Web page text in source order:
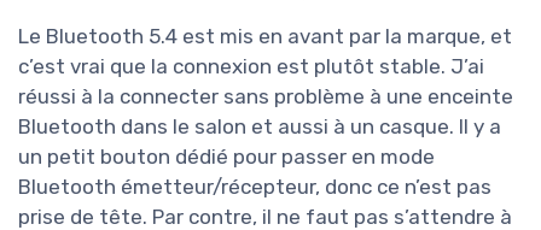
Le Bluetooth 5.4 est mis en avant par la marque, et
c’est vrai que la connexion est plutôt stable. J’ai
réussi à la connecter sans problème à une enceinte
Bluetooth dans le salon et aussi à un casque. Il y a
un petit bouton dédié pour passer en mode
Bluetooth émetteur/récepteur, donc ce n’est pas
prise de tête. Par contre, il ne faut pas s’attendre à